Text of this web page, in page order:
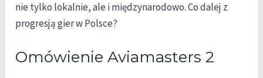
nie tylko lokalnie, ale i międzynarodowo. Co dalej z
progresją gier w Polsce?
Omówienie Aviamasters 2